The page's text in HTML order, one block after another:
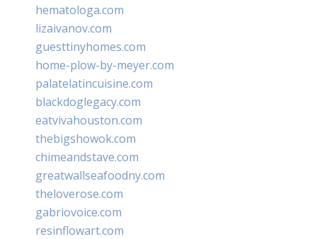
hematologa.com
lizaivanov.com
guesttinyhomes.com
home-plow-by-meyer.com
palatelatincuisine.com
blackdoglegacy.com
eatvivahouston.com
thebigshowok.com
chimeandstave.com
greatwallseafoodny.com
theloverose.com
gabriovoice.com
resinflowart.com